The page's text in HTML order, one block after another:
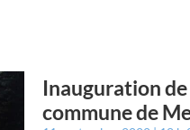
Inauguration de
commune de